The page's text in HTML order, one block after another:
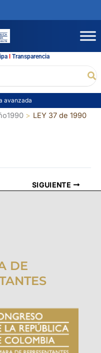
l Transparencia
avanzada
LEY 37 de 1990
SIGUIENTE
DE